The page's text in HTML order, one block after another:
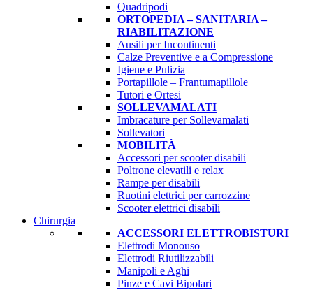
Quadripodi
ORTOPEDIA – SANITARIA –
RIABILITAZIONE
Ausili per Incontinenti
Calze Preventive e a Compressione
Igiene e Pulizia
Portapillole – Frantumapillole
Tutori e Ortesi
SOLLEVAMALATI
Imbracature per Sollevamalati
Sollevatori
MOBILITÀ
Accessori per scooter disabili
Poltrone elevatili e relax
Rampe per disabili
Ruotini elettrici per carrozzine
Scooter elettrici disabili
Chirurgia
ACCESSORI ELETTROBISTURI
Elettrodi Monouso
Elettrodi Riutilizzabili
Manipoli e Aghi
Pinze e Cavi Bipolari